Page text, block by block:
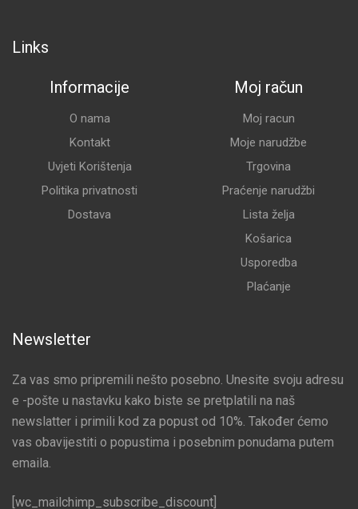
Links
Informacije
O nama
Kontakt
Uvjeti Korištenja
Politika privatnosti
Dostava
Moj račun
Moj racun
Moje narudžbe
Trgovina
Praćenje narudžbi
Lista želja
Košarica
Usporedba
Plaćanje
Newsletter
Za vas smo pripremili nešto posebno. Unesite svoju adresu
e -pošte u nastavku kako biste se pretplatili na naš
newslatter i primili kod za popust od 10%. Također ćemo
vas obavijestiti o popustima i posebnim ponudama putem
emaila.
[wc_mailchimp_subscribe_discount]